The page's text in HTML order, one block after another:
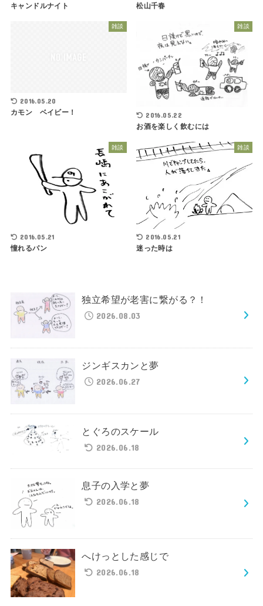
キャンドルナイト 松山千春
雑談
2016.05.20
カモン ベイビー！
雑談
2016.05.22
お酒を楽しく飲むには
雑談
2016.05.21
憧れるパン
雑談
2016.05.21
迷った時は
独立希望が老害に繋がる？！
2026.08.03
ジンギスカンと夢
2026.06.27
とぐろのスケール
2026.06.18
息子の入学と夢
2026.06.18
へけっとした感じで
2026.06.18